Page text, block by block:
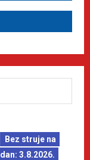
Bez struje na
dan: 3.8.2026.